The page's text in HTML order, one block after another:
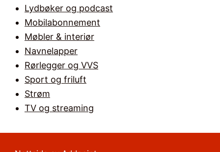
Lydbøker og podcast
Mobilabonnement
Møbler & interiør
Navnelapper
Rørlegger og VVS
Sport og friluft
Strøm
TV og streaming